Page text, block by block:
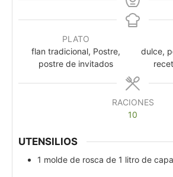
PLATO
flan tradicional, Postre,
postre de invitados
dulce,
RACIONES
10
UTENSILIOS
1 molde de rosca de 1 litro de